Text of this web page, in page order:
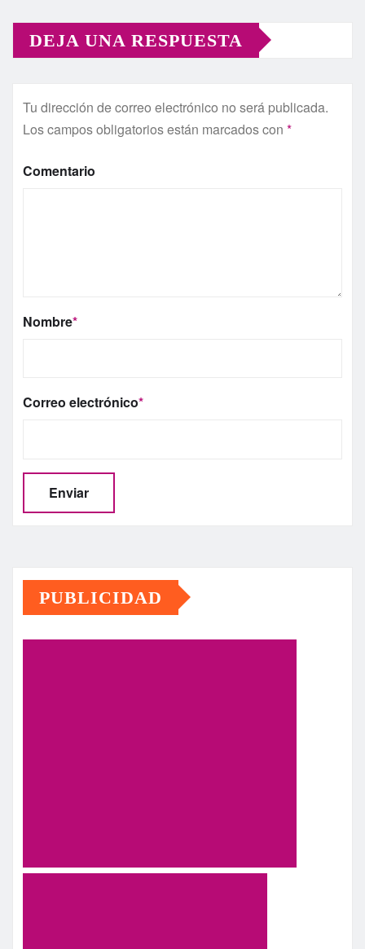
DEJA UNA RESPUESTA
Tu dirección de correo electrónico no será publicada.
Los campos obligatorios están marcados con *
Comentario
Nombre*
Correo electrónico*
PUBLICIDAD